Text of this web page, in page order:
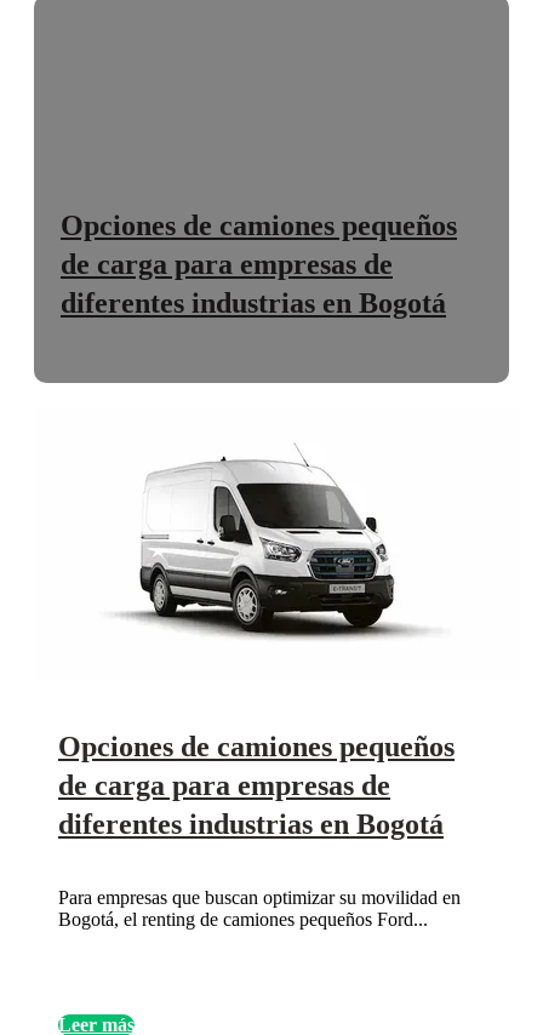
Opciones de camiones pequeños
de carga para empresas de
diferentes industrias en Bogotá
Opciones de camiones pequeños
de carga para empresas de
diferentes industrias en Bogotá
Para empresas que buscan optimizar su movilidad en
Bogotá, el renting de camiones pequeños Ford...
Leer más